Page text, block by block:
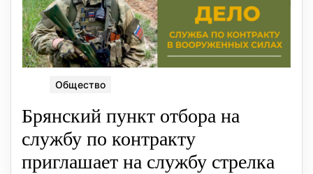
Общество
Брянский пункт отбора на
службу по контракту
приглашает на службу стрелка